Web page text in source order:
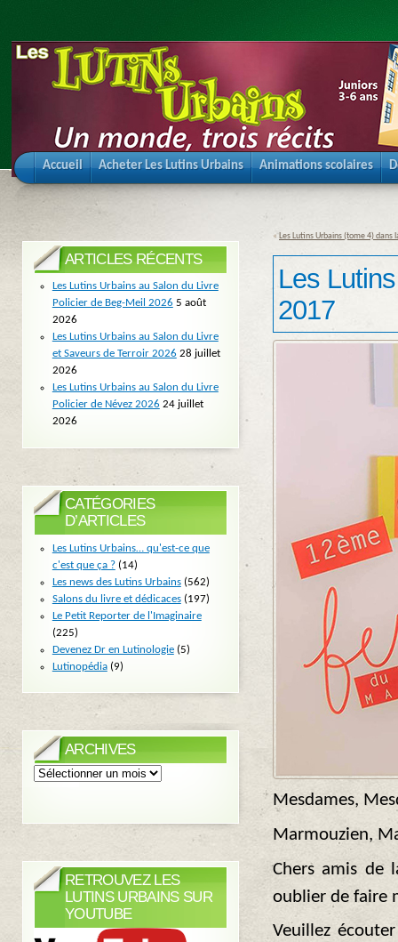
Accueil Acheter Les Lutins Urbains Animations scolaires
« Les Lutins Urbains (tome 4) dans
Les
2017
Mesdames,
Marmouzien,
Chers amis de
oublier de faire
Veuillez
ARTICLES RÉCENTS
Les Lutins Urbains au Salon du Livre
Policier de Beg-Meil 2026 5 août
2026
Les Lutins Urbains au Salon du Livre
et Saveurs de Terroir 2026 28 juillet
2026
Les Lutins Urbains au Salon du Livre
Policier de Névez 2026 24 juillet
2026
CATÉGORIES
D’ARTICLES
Les Lutins Urbains… qu'est-ce que
c'est que ça ?(14)
Les news des Lutins Urbains(562)
Salons du livre et dédicaces(197)
Le Petit Reporter de l'Imaginaire
(225)
Devenez Dr en Lutinologie(5)
Lutinopédia(9)
ARCHIVES
Archives
RETROUVEZ LES
LUTINS URBAINS SUR
YOUTUBE